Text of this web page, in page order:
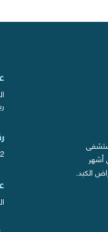
أشهر
الكبد.